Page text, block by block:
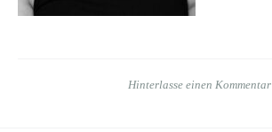
Hinterlasse einen Kommentar